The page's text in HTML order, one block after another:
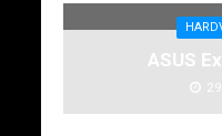
ASUS